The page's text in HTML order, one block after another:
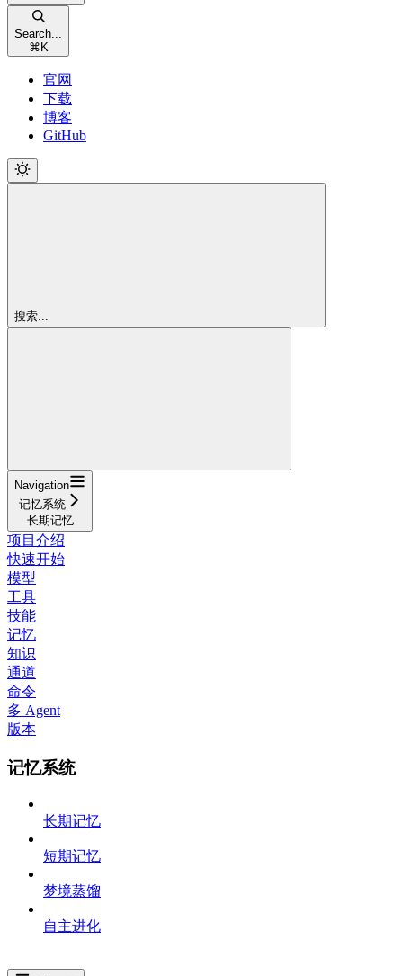
Search...
⌘ K
官网
下载
博客
GitHub
搜索...
Navigation
记忆系统
长期记忆
项目介绍
快速开始
模型
工具
技能
记忆
知识
通道
命令
多 Agent
版本
记忆系统
长期记忆
短期记忆
梦境蒸馏
自主进化